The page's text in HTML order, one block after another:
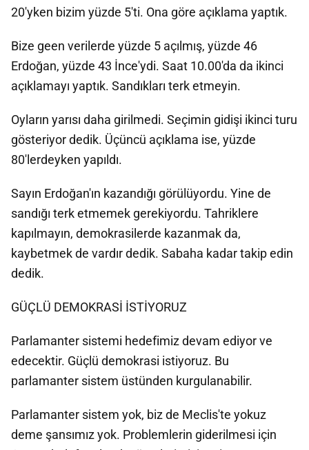
20'yken bizim yüzde 5'ti. Ona göre açıklama yaptık.
Bize geen verilerde yüzde 5 açılmış, yüzde 46
Erdoğan, yüzde 43 İnce'ydi. Saat 10.00'da da ikinci
açıklamayı yaptık. Sandıkları terk etmeyin.
Oyların yarısı daha girilmedi. Seçimin gidişi ikinci turu
gösteriyor dedik. Üçüncü açıklama ise, yüzde
80'lerdeyken yapıldı.
Sayın Erdoğan'ın kazandığı görülüyordu. Yine de
sandığı terk etmemek gerekiyordu. Tahriklere
kapılmayın, demokrasilerde kazanmak da,
kaybetmek de vardır dedik. Sabaha kadar takip edin
dedik.
GÜÇLÜ DEMOKRASİ İSTİYORUZ
Parlamanter sistemi hedefimiz devam ediyor ve
edecektir. Güçlü demokrasi istiyoruz. Bu
parlamanter sistem üstünden kurgulanabilir.
Parlamanter sistem yok, biz de Meclis'te yokuz
deme şansımız yok. Problemlerin giderilmesi için